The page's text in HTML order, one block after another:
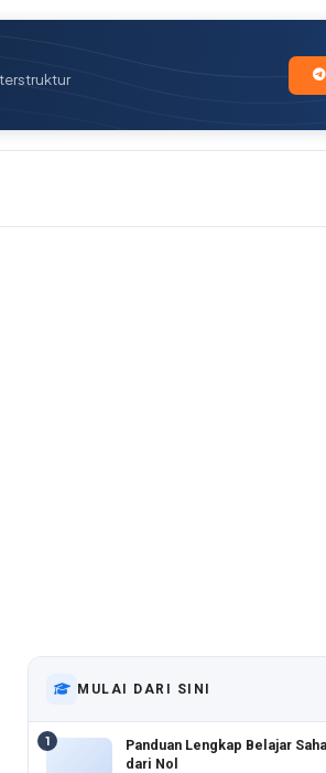
MULAI DARI SINI
1
Panduan Lengkap Belajar
dari Nol